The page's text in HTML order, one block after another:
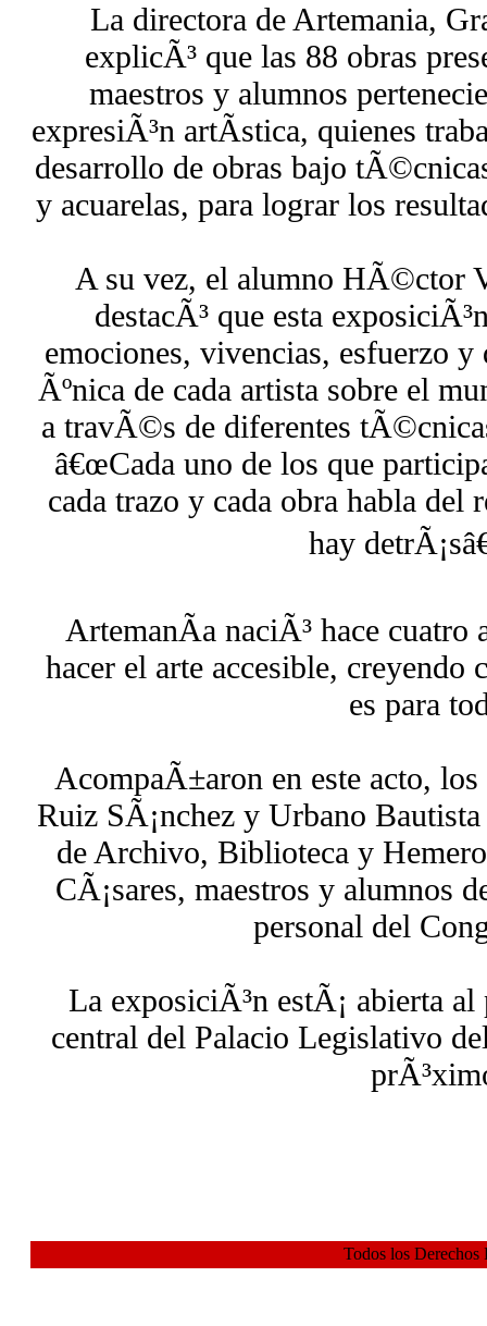
La directora de Artemania,
explicÃ³ que las 88 obras
maestros y alumnos
expresiÃ³n artÃ­stica, quienes
desarrollo de obras bajo
y acuarelas, para lograr los
A su vez, el alumno HÃ©ctor
destacÃ³ que esta
emociones, vivencias, esfuerzo y
Ãºnica de cada artista sobre el
a travÃ©s de diferentes
â€œCada uno de los que
cada trazo y cada obra habla del
hay
ArtemanÃ­a naciÃ³ hace
hacer el arte accesible, creyendo
es para
AcompaÃ±aron en este acto,
Ruiz SÃ¡nchez y Urbano
de Archivo, Biblioteca y
CÃ¡sares, maestros y alumnos
personal del
La exposiciÃ³n estÃ¡ abierta
central del Palacio Legislativo
Todos los Derechos